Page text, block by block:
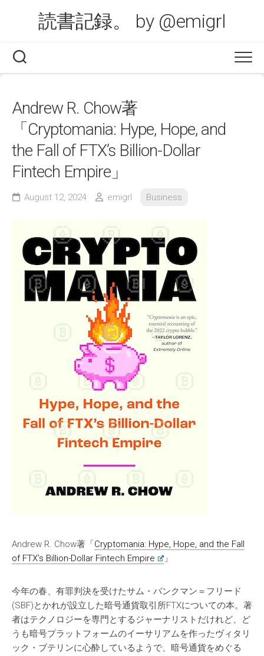
読書記録。 by @emigrl
Andrew R. Chow著
「Cryptomania: Hype, Hope, and
the Fall of FTX’s Billion-Dollar
Fintech Empire」
August 12, 2024 emigrl Business
Andrew R. Chow著「Cryptomania: Hype, Hope, and the Fall
of FTX’s Billion-Dollar Fintech Empire
」
今年の春、有罪判決を受けたサム・バンクマン＝フリード
(SBF)とかれが設立した暗号通貨取引所FTXについての本。著
者はテクノロジーを専門とするジャーナリストだけれど、ど
うも暗号プラットフォームのイーサリアムを作ったヴィタリ
ック・ブテリンに心酔しているようで、暗号通貨をめぐる